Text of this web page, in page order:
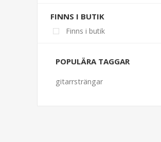
FINNS I BUTIK
Finns i butik
POPULÄRA TAGGAR
gitarrsträngar